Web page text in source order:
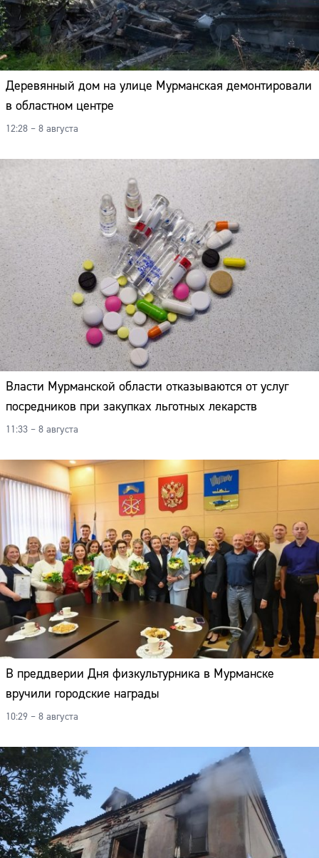
Деревянный дом на улице Мурманская демонтировали
в областном центре
12:28 – 8 августа
Власти Мурманской области отказываются от услуг
посредников при закупках льготных лекарств
11:33 – 8 августа
В преддверии Дня физкультурника в Мурманске
вручили городские награды
10:29 – 8 августа
Адрес:
Телефон: